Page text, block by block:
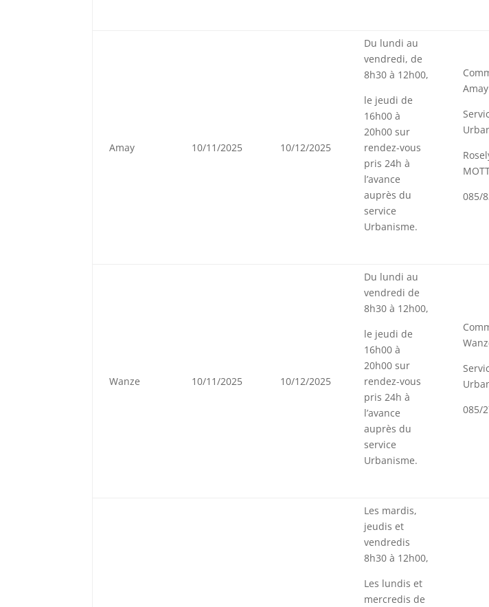
Amay 10/11/2025 10/12/2025
Du lundi au
vendredi, de
8h30 à 12h00,
le jeudi de
16h00 à
20h00 sur
rendez-vous
pris 24h à
l’avance
auprès du
service
Urbanisme.
Amay
085/
Wanze 10/11/2025 10/12/2025
Du lundi au
vendredi de
8h30 à 12h00,
le jeudi de
16h00 à
20h00 sur
rendez-vous
pris 24h à
l’avance
auprès du
service
Urbanisme.
085/
Les mardis,
jeudis et
vendredis
8h30 à 12h00,
Les lundis et
mercredis de